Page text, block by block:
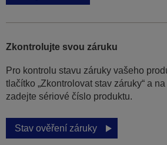
Zkontrolujte svou záruku
Pro kontrolu stavu záruky vašeho
tlačítko „Zkontrolovat stav záruky“ a
zadejte sériové číslo produktu.
Stav ověření záruky